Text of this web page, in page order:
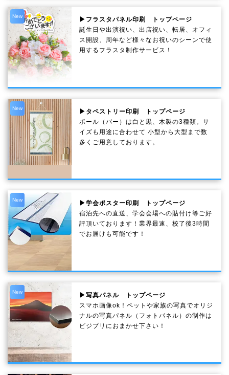
New
▶フラスタパネル印刷 トップページ
誕生日や出演祝い、出店祝い、転居、オフィ
ス開設、周年など様々なお祝いのシーンで使
用するフラスタ制作サービス！
New
▶タペストリー印刷 トップページ
ポール（バー）は白と黒、木製の3種類。サ
イズも用途に合わせて 小型から大型まで数
多くご用意しております。
New
▶学会ポスター印刷 トップページ
宿泊先への直送、学会会場への貼付け等ご好
評頂いております！業界最速、校了後3時間
でお届けも可能です！
New
▶写真パネル トップページ
スマホ画像ok！ペットや家族の写真でオリジ
ナルの写真パネル（フォトパネル）の制作は
ビジプリにおまかせ下さい！